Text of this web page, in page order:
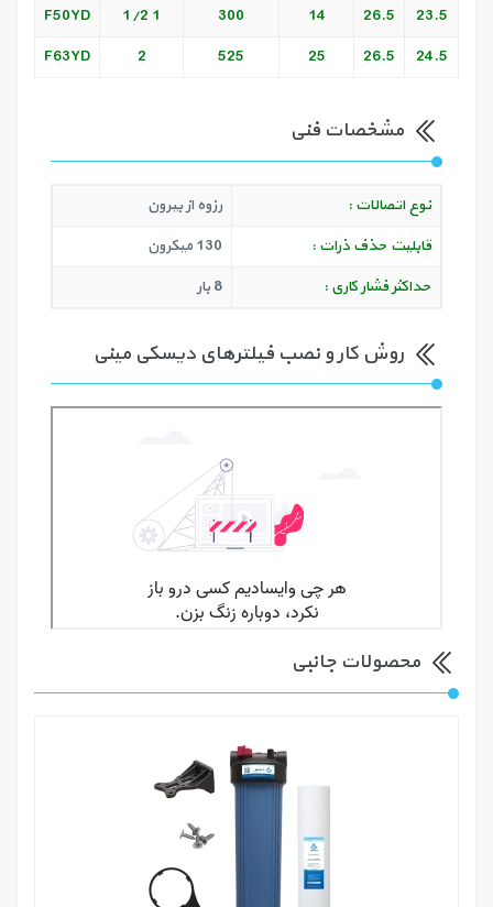
23.5
26.5
14
300
1 1/2
F50YD
24.5
26.5
25
525
2
F63YD
مشخصات فنی
نوع اتصالات :
رزوه از بیرون
قابلیت حذف ذرات :
130 میکرون
حداکثر فشار کاری :
8 بار
روش کار و نصب فیلترهای دیسکی مینی
محصولات جانبی